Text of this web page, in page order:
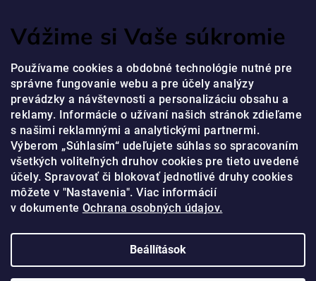
Vážime si Vaše súkromie
Používame cookies a obdobné technológie nutné pre
správne fungovanie webu a pre účely analýzy
prevádzky a návštevnosti a personalizáciu obsahu a
reklamy. Informácie o užívaní našich stránok zdieľame
s našimi reklamnými a analytickými partnermi.
Výberom „Súhlasím“ udeľujete súhlas so spracovaním
všetkých voliteľných druhov cookies pre tieto uvedené
účely. Spravovať či blokovať jednotlivé druhy cookies
môžete v "Nastavenia". Viac informácií
v dokumente Ochrana osobných údajov.
Beállítások
A termék értékelése 5-ből 5 csillag.
| jaja
Online fizetési lehetőséget biztosítunk